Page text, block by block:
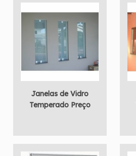
Janelas de Vidro
Temperado Preço